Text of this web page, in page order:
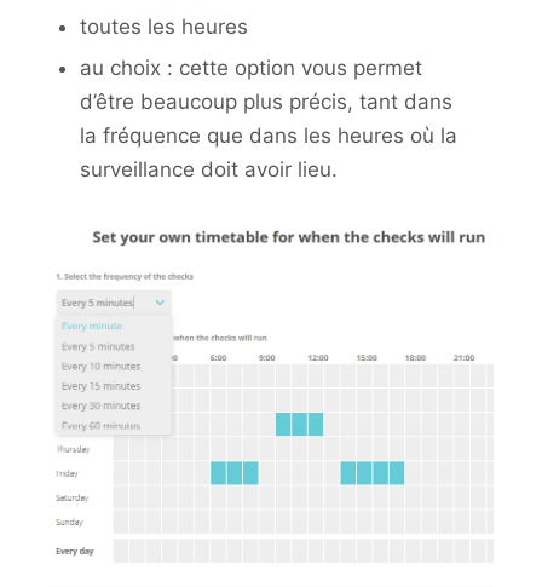
toutes les heures
au choix : cette option vous permet
d’être beaucoup plus précis, tant dans
la fréquence que dans les heures où la
surveillance doit avoir lieu.